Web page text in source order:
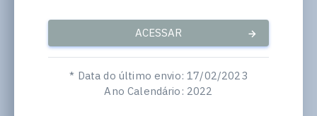
ACESSAR
* Data do último envio: 17/02/2023
Ano Calendário: 2022